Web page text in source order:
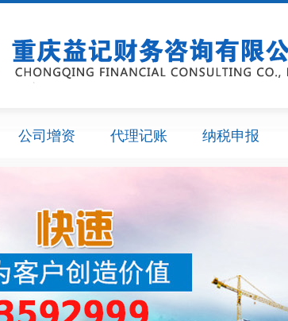
公司增资 代理记账 纳税申报